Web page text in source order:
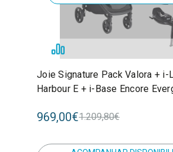
Joie Signature Pack Valora + i-
Harbour E + i-Base Encore
969,00€1.209,80€